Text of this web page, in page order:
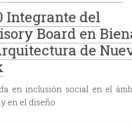
Integrante del
Board en
de
en inclusión social en el
en el diseño